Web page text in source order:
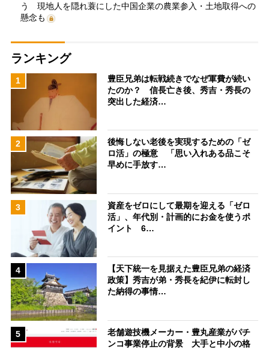
う 現地人を隠れ蓑にした中国企業の農業参入・土地取得への
懸念も
ランキング
1
豊臣兄弟は転戦続きでなぜ軍費が続い
たのか？ 信長亡き後、秀吉・秀長の
突出した経済…
2
後悔しない老後を実現するための「ゼ
ロ活」の極意 「思い入れある品こそ
早めに手放す…
3
資産をゼロにして最期を迎える「ゼロ
活」、年代別・計画的にお金を使うポ
イント 6…
4
【天下統一を見据えた豊臣兄弟の経済
政策】秀吉が弟・秀長を紀伊に転封し
た納得の事情…
5
老舗遊技機メーカー・豊丸産業がパチ
ンコ事業停止の背景 大手と中小の格